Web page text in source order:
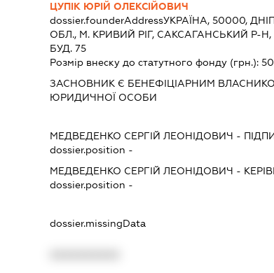
ЦУПІК ЮРІЙ ОЛЕКСІЙОВИЧ
dossier.founderAddressУКРАЇНА, 50000,
ОБЛ., М. КРИВИЙ РІГ, САКСАГАНСЬКИЙ Р-Н,
БУД. 75
Розмір внеску до статутного фонду (грн.):
ЗАСНОВНИК Є БЕНЕФІЦІАРНИМ
ЮРИДИЧНОЇ ОСОБИ
МЕДВЕДЕНКО СЕРГІЙ ЛЕОНІДОВИЧ -
dossier.position -
МЕДВЕДЕНКО СЕРГІЙ ЛЕОНІДОВИЧ -
dossier.position -
dossier.missingData